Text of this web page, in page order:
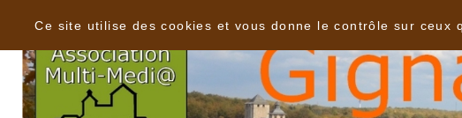
Ce site utilise des cookies et vous donne le contrôle sur ceux